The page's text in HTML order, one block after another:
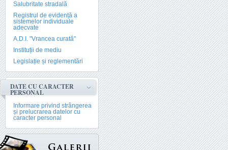
Salubritate stradală
Registrul de evidență a
sistemelor individuale
adecvate
A.D.I. "Vrancea curată"
Instituții de mediu
Legislație și reglementări
DATE CU CARACTER
PERSONAL
Informare privind strângerea
și prelucrarea datelor cu
caracter personal